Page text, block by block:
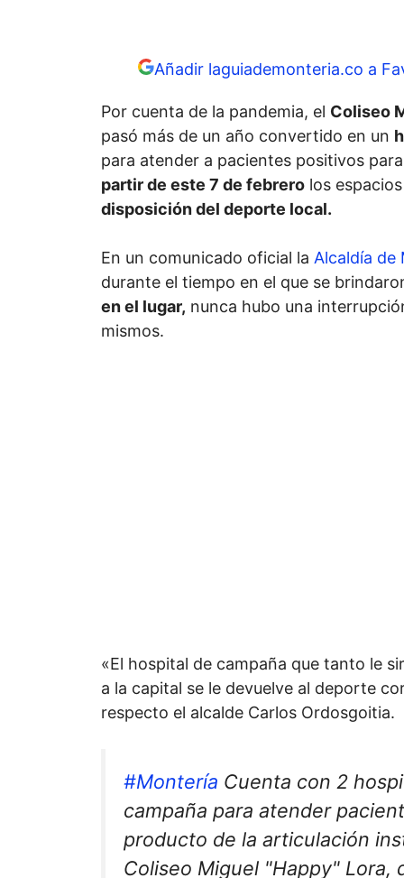
Añadir laguiademonteria.co a
Por cuenta de la pandemia, el Coliseo
pasó más de un año convertido en un
para atender a pacientes positivos
partir de este 7 de febrero los
disposición del deporte local.
En un comunicado oficial la Alcaldía de
durante el tiempo en el que se
en el lugar, nunca hubo una
mismos.
«El hospital de campaña que tanto le
a la capital se le devuelve al deporte
respecto el alcalde Carlos Ordosgoitia.
#Montería Cuenta con 2
campaña para atender
producto de la articulación
Coliseo Miguel "Happy" Lora,